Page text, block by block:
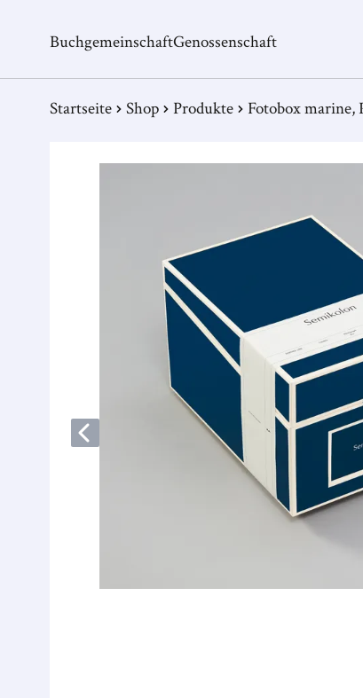
BuchgemeinschaftGenossenschaft
Startseite Shop Produkte